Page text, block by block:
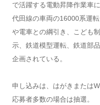
で活躍する電動昇降作業車
代田線の車両の16000系運
や電車との綱引き、こども
示、鉄道模型運転、鉄道部
企画されている。
申し込みは、はがきまたは
応募者多数の場合は抽選。